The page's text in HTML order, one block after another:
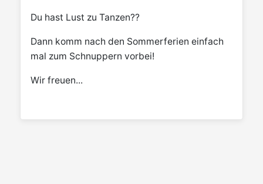
Du hast Lust zu Tanzen??
Dann komm nach den Sommerferien einfach
mal zum Schnuppern vorbei!
Wir freuen...